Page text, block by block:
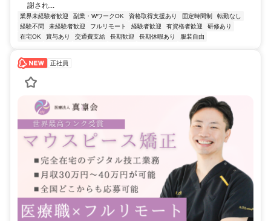
謝され...
業界未経験者歓迎 副業・WワークOK 資格取得支援あり 固定時間制
転勤なし
経験不問
未経験者歓迎 フルリモート 経験者歓迎 有資格者歓迎
研修あり
在宅OK
賞与あり 交通費支給 長期歓迎 長期休暇あり 服装自由
正社員